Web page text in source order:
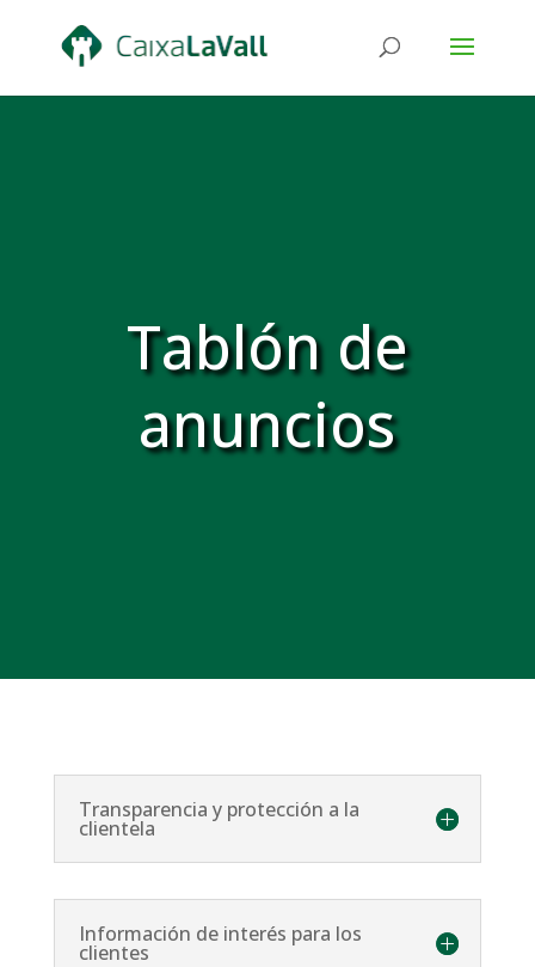
Tablón de
anuncios
Transparencia y protección a la
clientela
Información de interés para los
clientes